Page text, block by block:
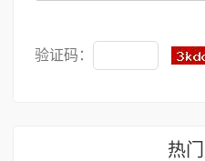
验证码：
热